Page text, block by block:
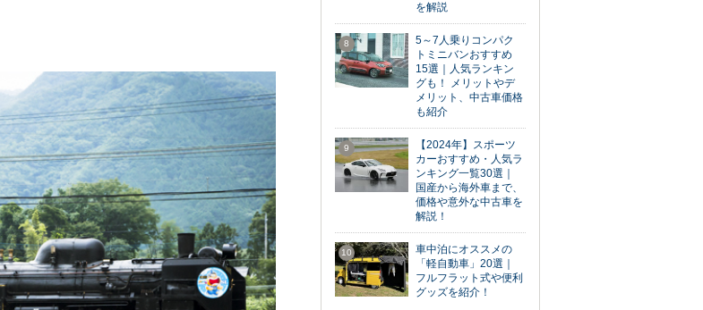
を解説
8
5～7人乗りコンパク
トミニバンおすすめ
15選｜人気ランキン
グも！ メリットやデ
メリット、中古車価格
も紹介
9
【2024年】スポーツ
カーおすすめ・人気ラ
ンキング一覧30選｜
国産から海外車まで、
価格や意外な中古車を
解説！
10
車中泊にオススメの
「軽自動車」20選｜
フルフラット式や便利
グッズを紹介！